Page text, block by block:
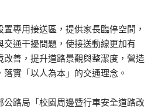
專用接送區，提供家長臨停空間，
通干擾問題，使接送動線更加有
改善，提升道路景觀與整潔度，營造
實「以人為本」的交通理念。
公路局「校園周邊暨行車安全道路改